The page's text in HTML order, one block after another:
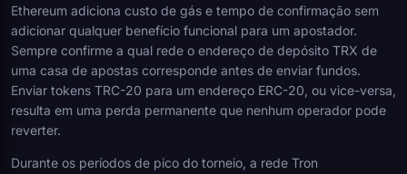
Ethereum adiciona custo de gás e tempo de confirmação sem
adicionar qualquer benefício funcional para um apostador.
Sempre confirme a qual rede o endereço de depósito TRX de
uma casa de apostas corresponde antes de enviar fundos.
Enviar tokens TRC-20 para um endereço ERC-20, ou vice-versa,
resulta em uma perda permanente que nenhum operador pode
reverter.
Durante os períodos de pico do torneio, a rede Tron